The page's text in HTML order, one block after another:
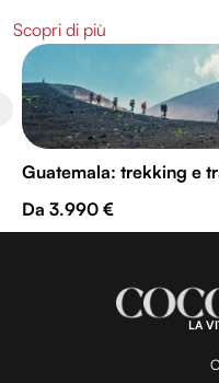
Scopri di più
Guatemala: trekking e
Da 3.990 €
LA